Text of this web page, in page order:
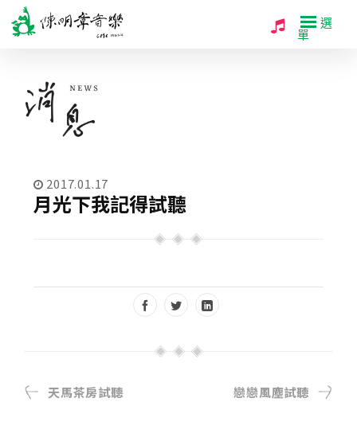
選
單
2017.01.17
月光下我記得試聽
天馬茶房試聽 戀戀風塵試聽